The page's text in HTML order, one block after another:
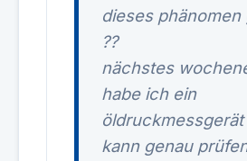
dieses phänomen
??
nächstes
habe ich ein
kann genau